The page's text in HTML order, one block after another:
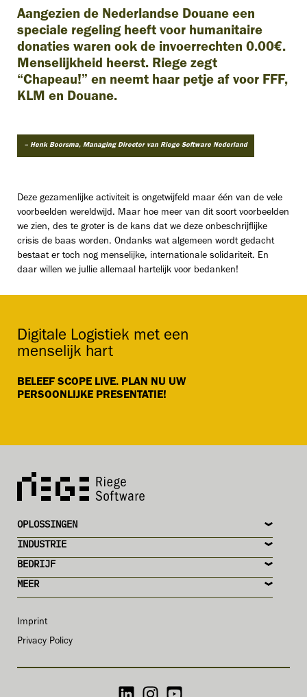
Aangezien de Nederlandse Douane een
speciale regeling heeft voor humanitaire
donaties waren ook de invoerrechten 0.00€.
Menselijkheid heerst. Riege zegt
“Chapeau!” en neemt haar petje af voor FFF,
KLM en Douane.
– Henk Boorsma, Managing Director van Riege Software Nederland
Deze gezamenlijke activiteit is ongetwijfeld maar één van de vele
voorbeelden wereldwijd. Maar hoe meer van dit soort voorbeelden
we zien, des te groter is de kans dat we deze onbeschrijflijke
crisis de baas worden. Ondanks wat algemeen wordt gedacht
bestaat er toch nog menselijke, internationale solidariteit. En
daar willen we jullie allemaal hartelijk voor bedanken!
BELEEF SCOPE LIVE. PLAN NU UW
PERSOONLIJKE PRESENTATIE!
Digitale Logistiek met een
menselijk hart
MEER
BEDRIJF
INDUSTRIE
OPLOSSINGEN
Imprint
Privacy Policy